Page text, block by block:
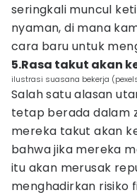
seringkali muncul
nyaman, di mana
cara baru untuk
5.Rasa takut akan
ilustrasi suasana bekerja
Salah satu alasan
tetap berada dalam
mereka takut akan
bahwa jika mereka
itu akan merusak
menghadirkan risiko